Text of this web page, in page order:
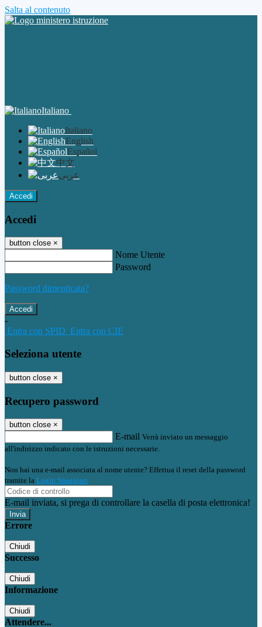
Salta al contenuto
Italiano
Italiano
English
Español
中文
عربى
Accedi
Accedi
button close ×
Nome Utente
Password
Password dimenticata?
-
Entra con SPID Entra con CIE
Seleziona utente
button close ×
Recupero password
button close ×
E-mail Verrà inviato un messaggio
all'indirizzo indicato con le istruzioni necessarie.
Non hai una e-mail associata al nome utente? Effettua il reset della password
tramite la Login Spaggiari
E-mail inviata, si prega di controllare la casella di posta elettronica!
Errore
Chiudi
Successo
Chiudi
Informazione
Chiudi
Attendere...